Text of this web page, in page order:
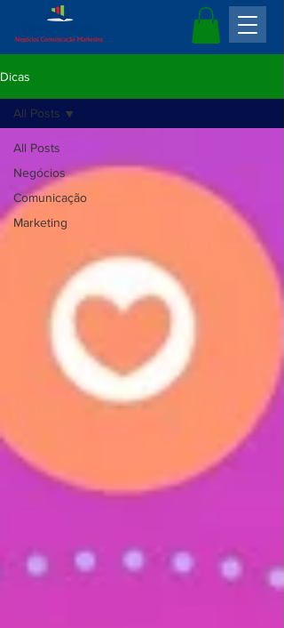
Dicas
All Posts
Negócios
Comunicação
Marketing
All Posts